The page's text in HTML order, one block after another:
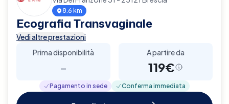
8.6 km
Ecografia Transvaginale
Vedi altre prestazioni
Prima disponibilità
-
A partire da
119€
Pagamento in sede Conferma immediata